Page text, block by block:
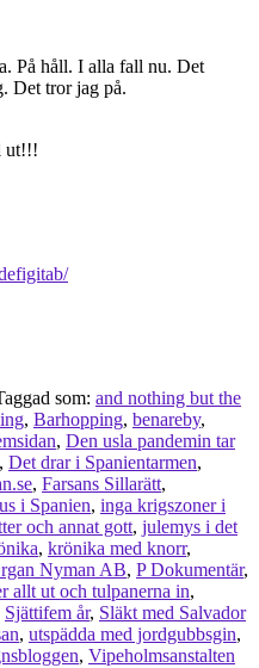
På håll. I alla fall nu. Det
Det tror jag på.
ut!!!
som: and nothing but the
, Barhopping, benareby,
, Den usla pandemin tar
, Det drar i Spanientarmen,
, Farsans Sillarätt,
i Spanien, inga krigszoner i
och annat gott, julemys i det
, krönika med knorr,
Nyman AB, P Dokumentär,
allt ut och tulpanerna in,
Sjättifem år, Släkt med Salvador
, utspädda med jordgubbsgin,
, Vipeholmsanstalten